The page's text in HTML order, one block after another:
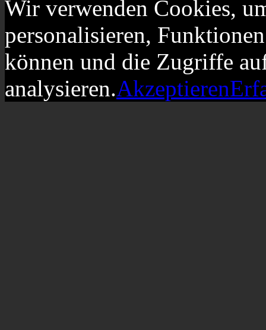
Wir verwenden Cookies,
personalisieren,
können und die Zugriffe
analysieren.Akzeptieren